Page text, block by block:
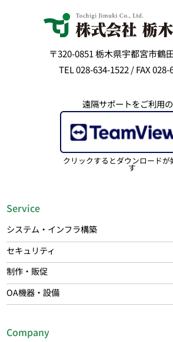
〒320-0851 栃木県宇都宮市鶴
TEL 028-634-1522 / FAX 028-
遠隔サポートをご利用
クリックするとダウンロードが
す
Service
システム・インフラ構築
セキュリティ
制作・販促
OA機器・設備
Company